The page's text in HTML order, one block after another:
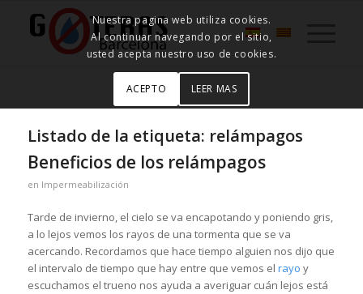
Listado de la etiqueta: relámpagos
Beneficios de los relámpagos
en Impermeabilización
Tarde de invierno, el cielo se va encapotando y poniendo gris,
a lo lejos vemos los rayos de una tormenta que se va
acercando. Recordamos que hace tiempo alguien nos dijo que
el intervalo de tiempo que hay entre que vemos el rayo y
escuchamos el trueno nos ayuda a averiguar cuán lejos está
Nuestra pagina web utiliza cookies.
Al continuar navegando por el sitio,
usted acepta nuestro uso de cookies.
ACEPTO LEER MAS